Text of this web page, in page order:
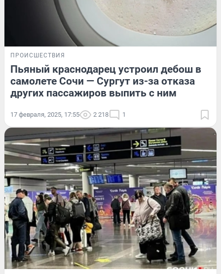
ПРОИСШЕСТВИЯ
Пьяный краснодарец устроил дебош в
самолете Сочи — Сургут из-за отказа
других пассажиров выпить с ним
17 февраля, 2025, 17:55 2 218 1